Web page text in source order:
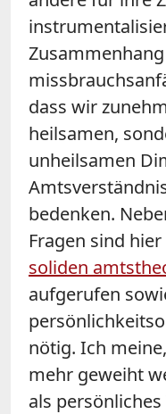
dass wir
heilsamen,
unheilsamen
bedenken.
Fragen sind
soliden
aufgerufen
nötig. Ich
mehr geweiht
als